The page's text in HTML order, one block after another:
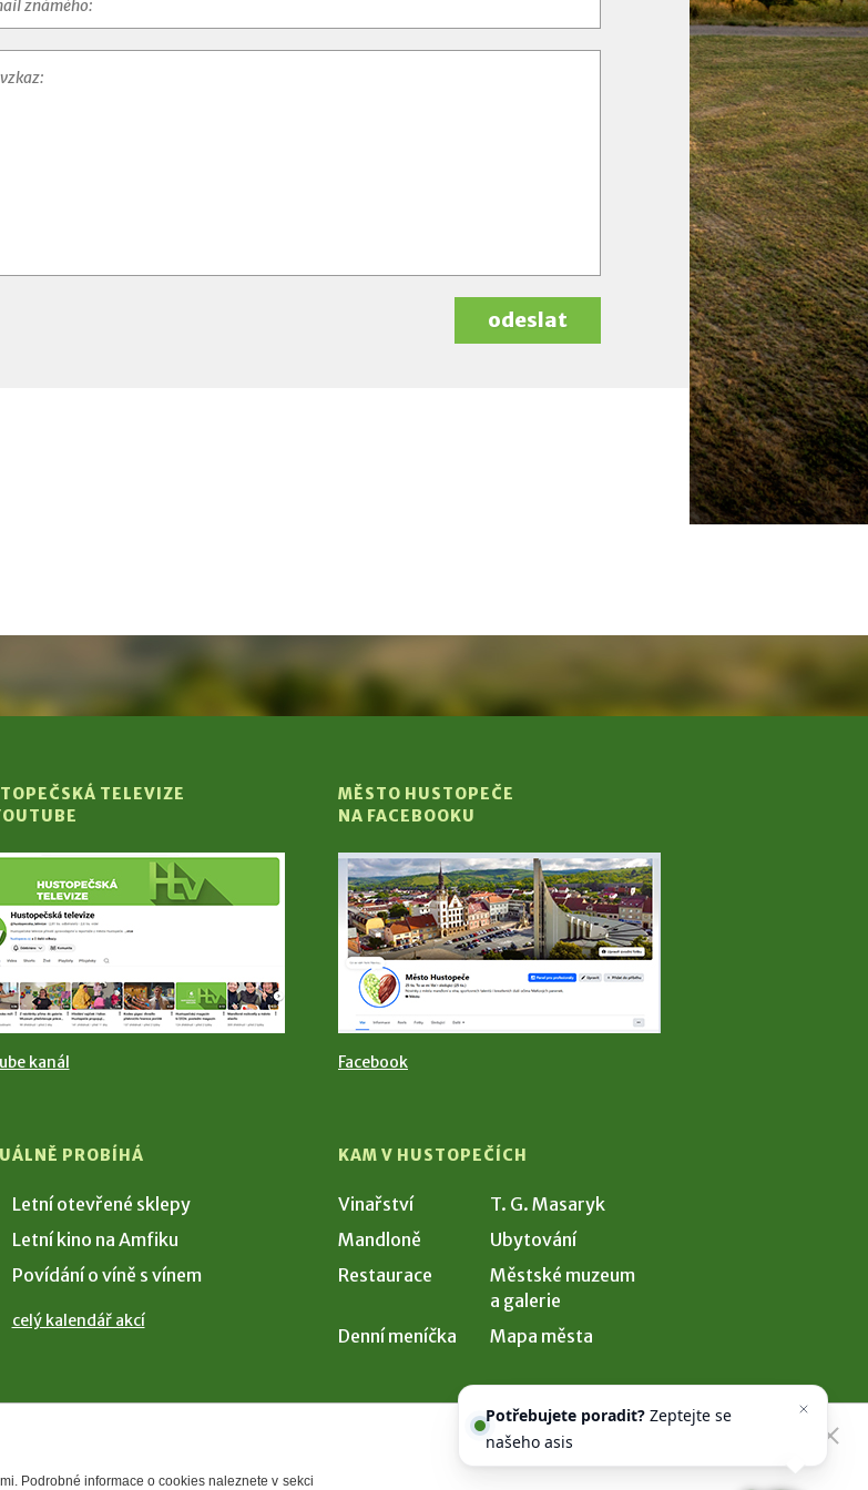
odeslat
TELEVIZE
kanál
MĚSTO HUSTOPEČE
NA FACEBOOKU
Facebook
PROBÍHÁ
Letní otevřené sklepy
Letní kino na Amfiku
Povídání o víně s vínem
celý kalendář akcí
KAM V HUSTOPEČÍCH
Vinařství
T. G. Masaryk
Mandloně
Ubytování
Restaurace
Městské muzeum
a galerie
Denní meníčka
Mapa města
Podrobné informace o cookies naleznete v sekci
Potřebujete poradit?Zeptejte se
našeho asistenta